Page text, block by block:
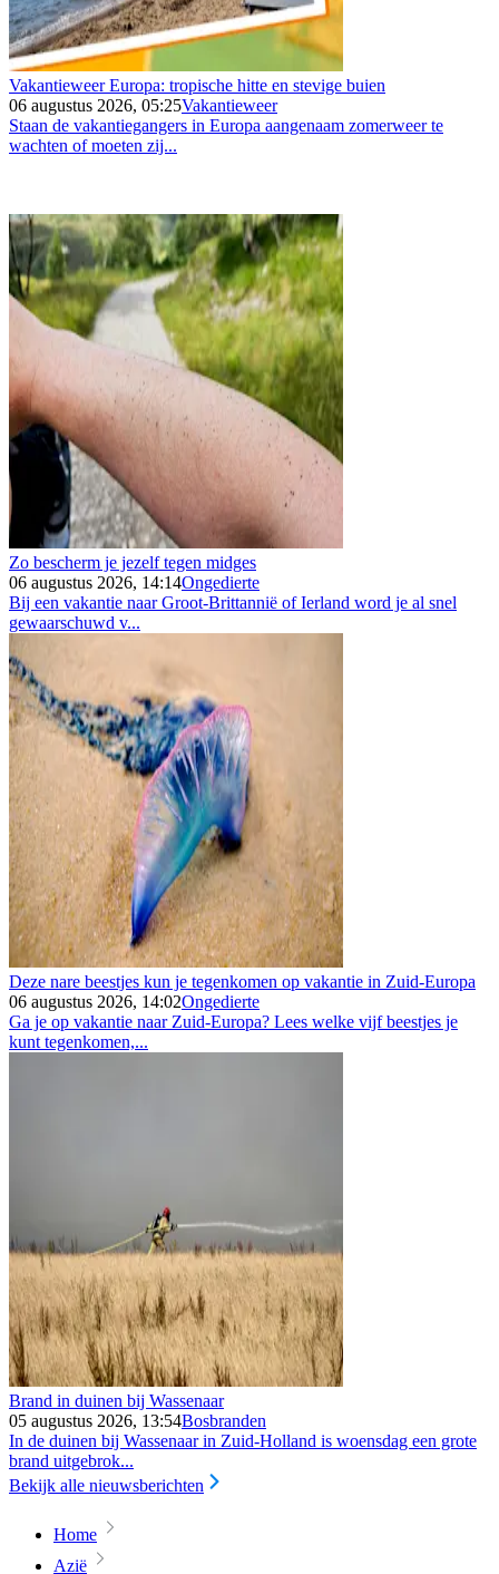
Vakantieweer Europa: tropische hitte en stevige buien
06 augustus 2026, 05:25Vakantieweer
Staan de vakantiegangers in Europa aangenaam zomerweer te
wachten of moeten zij...
Zo bescherm je jezelf tegen midges
06 augustus 2026, 14:14Ongedierte
Bij een vakantie naar Groot-Brittannië of Ierland word je al snel
gewaarschuwd v...
Deze nare beestjes kun je tegenkomen op vakantie in Zuid-Europa
06 augustus 2026, 14:02Ongedierte
Ga je op vakantie naar Zuid-Europa? Lees welke vijf beestjes je
kunt tegenkomen,...
Brand in duinen bij Wassenaar
05 augustus 2026, 13:54Bosbranden
In de duinen bij Wassenaar in Zuid-Holland is woensdag een grote
brand uitgebrok...
Bekijk alle nieuwsberichten
Home
Azië